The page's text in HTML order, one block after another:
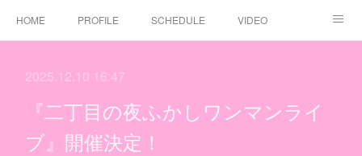
HOME PROFILE SCHEDULE VIDEO
2025.12.10 16:47
『二丁目の夜ふかしワンマンライ
ブ』開催決定！